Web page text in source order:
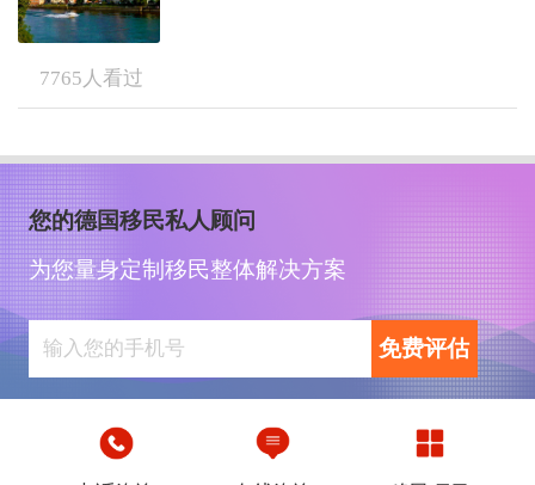
7765 人看过
您的德国移民私人顾问
为您量身定制移民整体解决方案
免费评估